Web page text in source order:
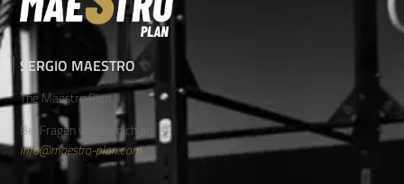
SERGIO MAESTRO
The Maestro Plan
Bei Fragen wende dich an:
info@maestro-plan.com